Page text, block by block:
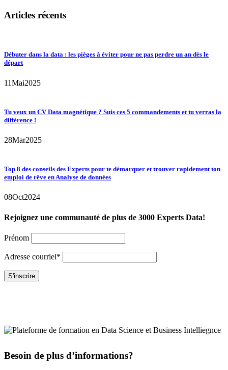
Articles récents
Débuter dans la data : les pièges à éviter pour ne pas perdre un an dès le
départ
11Mai2025
Tu veux un CV Data magnétique ? Suis ces 5 commandements et tu verras la
différence !
28Mar2025
Top 8 des conseils des Experts pour te démarquer et trouver rapidement ton
emploi de rêve en Analyse de données
08Oct2024
Rejoignez une communauté de plus de 3000 Experts Data!
Prénom
Adresse courriel*
Besoin de plus d’informations?